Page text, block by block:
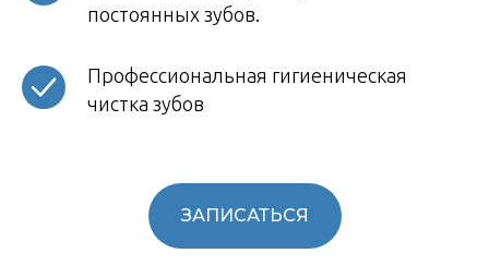
постоянных зубов.
Профессиональная гигиеническая
чистка зубов
ЗАПИСАТЬСЯ